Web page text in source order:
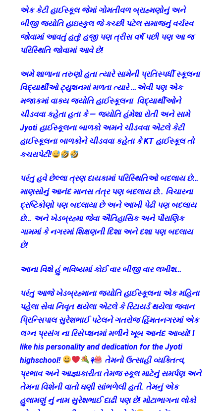
એક કેટી હાઈસ્કૂલ જેમાં ગોમતીવળ બ્રાહ્મણોનું અને
બીજી જ્યોતિ હાઇસ્કુલ જે કચ્છી પટેલ સમાજનું વર્ચસ્વ
જોવામાં આવતું હતું! હજી પણ ત્રીસ વર્ષ પછી પણ આ જ
પરિસ્થિતિ જોવામાં આવે છે!
અમે શાળાના તરુણો હતા ત્યારે સામેની પ્રતિસ્પર્ધી સ્કૂલના
વિદ્યાર્થીઓ ટ્યુશનમાં મળતા ત્યારે …એવી પણ એક
મજાકમાં વાક્ય જ્યોતિ હાઈસ્કૂલના વિદ્યાર્થીઓને
ચીડવવા કહેતા હતા કે — જ્યોતિ હંમેશા રોતી અને સામે
Jyoti હાઈસ્કૂલના બાળકો અમને ચીડવવા એટલે કેટી
હાઈસ્કૂલના બાળકોને ચીડવવા કહેતા કે KT હાઈસ્કૂલ તો
કચરાપેટી!
પરંતુ હવે છેલ્લા ત્રણ દાયકામાં પરિસ્થિતિઓ બદલાય છે…
માણસોનું આનંદ માનસ તંત્ર પણ બદલાય છે.. વિચારના
દ્રષ્ટિકોણો પણ બદલાયા છે અને આખી પેઢી પણ બદલાય
છે… અને ખેડબ્રહ્મા જેવા ઐતિહાસિક અને પૌરાણિક
ગામમાં કે નગરમાં શિક્ષણની દિશા અને દશા પણ બદલાય
છે!
આના વિશે હું ભવિષ્યમાં કોઈ વાર બીજી વાર લખીશ…
પરંતુ આજે ખેડબ્રહ્માના જ્યોતિ હાઈસ્કૂલના એક મહિના
પહેલા સેવા નિવૃત થયેલા એટલે કે રિટાયર્ડ થયેલા જવાન
પ્રિન્સિપાલ સુરેશભાઈ પટેલને ગતરોજ હિંમતનગરમાં એક
લગ્ન પ્રસંગ ના રિસેપ્શનમાં મળીને ખૂબ આનંદ આવ્યો! I
like his personality and dedication for the Jyoti
highschool!
⚘
તેમનો ઉત્સાહી વ્યક્તિત્વ,
પ્રભાવ અને આજ્ઞાકારીતા તેમજ સ્કૂલ માટેનું સમર્પણ અને
તેમના વિશેની વાતો ઘણી સાંભળેલી હતી. તેમનું એક
હુલામણું નું નામ સુરેશભાઈ દાઢી પણ છે! મોટાભાગના લોકો